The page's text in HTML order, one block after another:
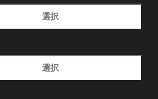
選択
選択